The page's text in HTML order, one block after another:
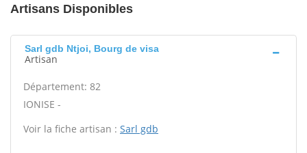
Artisans Disponibles
Sarl gdb Ntjoi, Bourg de visa
Artisan
Département: 82
IONISE -
Voir la fiche artisan : Sarl gdb